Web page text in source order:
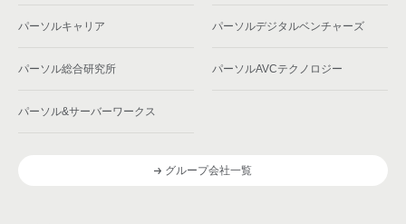
パーソルキャリア パーソルデジタルベンチャーズ
パーソル総合研究所 パーソルAVCテクノロジー
パーソル&サーバーワークス
グループ会社一覧